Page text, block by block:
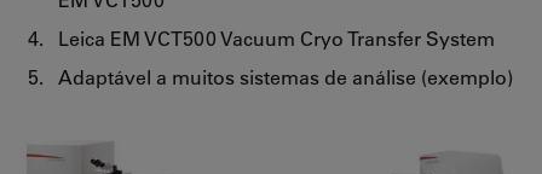
Leica EM VCT500 Vacuum Cryo Transfer System
Adaptável a muitos sistemas de análise (exemplo)